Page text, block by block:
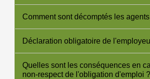
Comment sont décomptés les
Déclaration obligatoire de
Quelles sont les conséquences en
non-respect de l'obligation d'emploi ?